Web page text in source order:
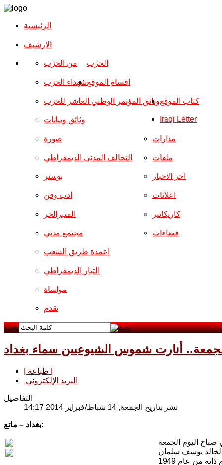
الرئيسية
الارشیف
الحزب من الحزب
شهداء الحزب
وثائق المؤتمر الوطني العاشر للحزب
وثائق وبيانات
اقسام الموقع
صورة
التحالف المدني الديمقراطي
بوستر
ادب وفن
المنبرالحر
مجتمع مدني
مدارات
ملفات
اخر الاخبار
اعلانات
كاريكاتير
فضاءات
اعمدة طريق الشعب
التيار الديمقراطي
مواساة
تقدم
كتاب الموقع
Iraqi Letter
بحث
أنارت شموس الشيوعيين سماء بغداد
البريد الإلكتروني
التفاصيل
نشر بتاريخ الجمعة, 14 شباط/فبراير 2014 14:17
بغداد – ماتع:
اليوم الجمعة
الخالد يوسف سلمان